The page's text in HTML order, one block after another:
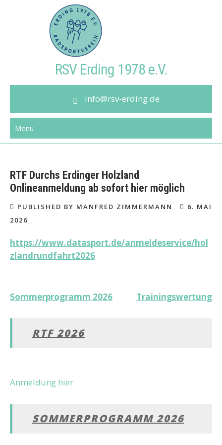
RSV Erding 1978 e.V.
info@rsv-erding.de
Menu
RTF Durchs Erdinger Holzland
Onlineanmeldung ab sofort hier möglich
PUBLISHED BY MANFRED ZIMMERMANN
6. MAI
2026
https://www.datasport.de/anmeldeservice/hol
zlandrundfahrt2026
Beitragsnavigation
Sommerprogramm 2026 Trainingswertung
RTF 2026
Anmeldung hier
SOMMERPROGRAMM 2026